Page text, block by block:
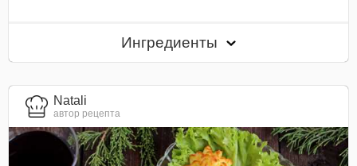
Ингредиенты
Natali
автор рецепта